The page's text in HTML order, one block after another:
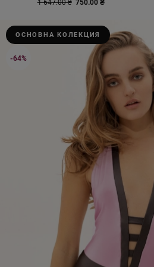
1 647.00 ₴ 750.00 ₴
ОСНОВНА КОЛЕКЦИЯ
-64%